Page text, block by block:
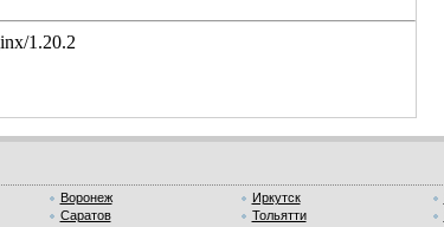
Воронеж
Саратов
Иркутск
Тольятти